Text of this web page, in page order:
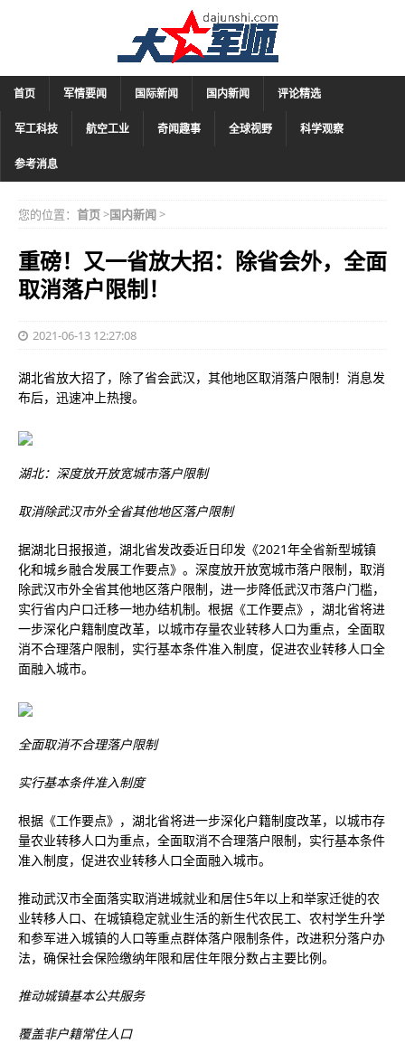
首页 军情要闻 国际新闻 国内新闻 评论精选
军工科技 航空工业 奇闻趣事 全球视野 科学观察
参考消息
您的位置： 首页>国内新闻>
重磅！又一省放大招：除省会外，全面
取消落户限制！
2021-06-13 12:27:08
湖北省放大招了，除了省会武汉，其他地区取消落户限制！消息发
布后，迅速冲上热搜。
湖北：深度放开放宽城市落户限制
取消除武汉市外全省其他地区落户限制
据湖北日报报道，湖北省发改委近日印发《2021年全省新型城镇
化和城乡融合发展工作要点》。深度放开放宽城市落户限制，取消
除武汉市外全省其他地区落户限制，进一步降低武汉市落户门槛，
实行省内户口迁移一地办结机制。根据《工作要点》，湖北省将进
一步深化户籍制度改革，以城市存量农业转移人口为重点，全面取
消不合理落户限制，实行基本条件准入制度，促进农业转移人口全
面融入城市。
全面取消不合理落户限制
实行基本条件准入制度
根据《工作要点》，湖北省将进一步深化户籍制度改革，以城市存
量农业转移人口为重点，全面取消不合理落户限制，实行基本条件
准入制度，促进农业转移人口全面融入城市。
推动武汉市全面落实取消进城就业和居住5年以上和举家迁徙的农
业转移人口、在城镇稳定就业生活的新生代农民工、农村学生升学
和参军进入城镇的人口等重点群体落户限制条件，改进积分落户办
法，确保社会保险缴纳年限和居住年限分数占主要比例。
推动城镇基本公共服务
覆盖非户籍常住人口